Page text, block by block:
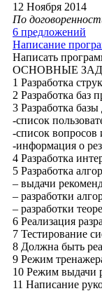
12 Ноября 2014
По
6 предложений
Написание
Написать
ОСНОВНЫЕ
1 Разработка
2 Разработка баз
3 Разработка
-список
-список вопросов
-информация о
4 Разработка
5 Разработка
– выдачи
– разработки
– разработки
6 Реализация
7 Тестирование
8 Должна быть
9 Режим
10 Режим выдачи
11 Написание